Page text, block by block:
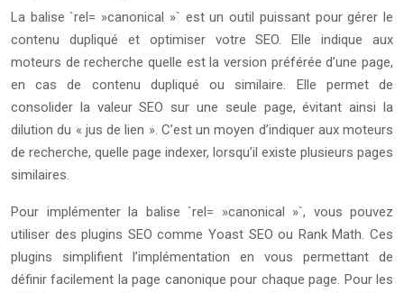
La balise `rel= »canonical »` est un outil puissant pour gérer le
contenu dupliqué et optimiser votre SEO. Elle indique aux
moteurs de recherche quelle est la version préférée d’une page,
en cas de contenu dupliqué ou similaire. Elle permet de
consolider la valeur SEO sur une seule page, évitant ainsi la
dilution du « jus de lien ». C’est un moyen d’indiquer aux moteurs
de recherche, quelle page indexer, lorsqu’il existe plusieurs pages
similaires.
Pour implémenter la balise `rel= »canonical »`, vous pouvez
utiliser des plugins SEO comme Yoast SEO ou Rank Math. Ces
plugins simplifient l’implémentation en vous permettant de
définir facilement la page canonique pour chaque page. Pour les